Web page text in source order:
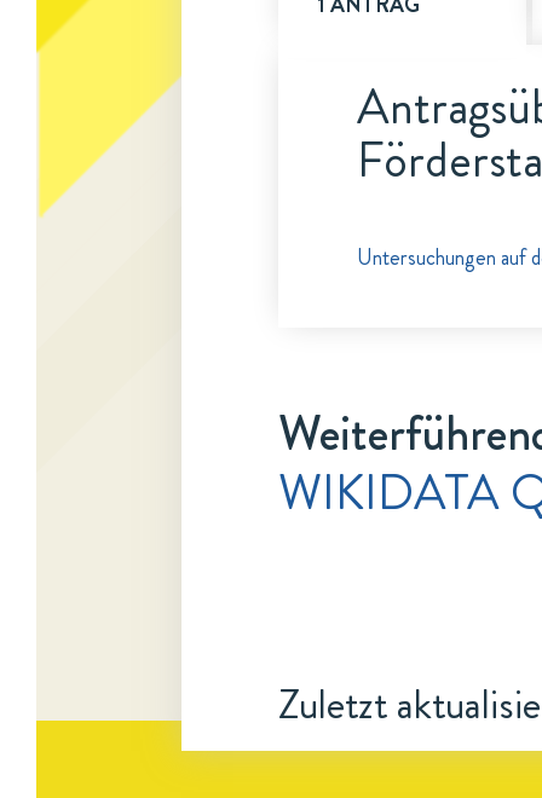
Untersuchungen auf
WIKIDATA
Zuletzt